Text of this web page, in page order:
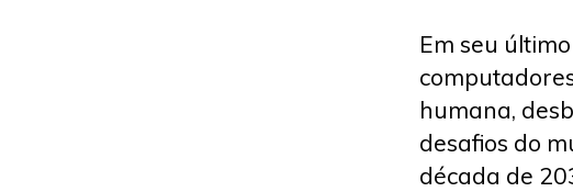
Em seu
humana,
desafios do
década de